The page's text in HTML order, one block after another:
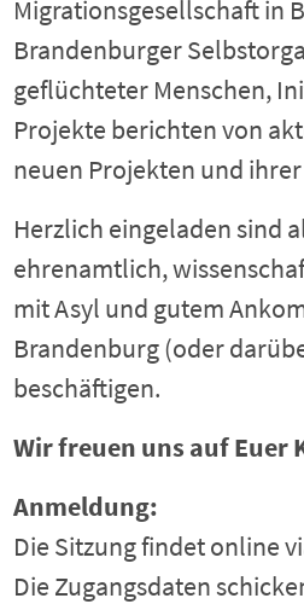
Migrationsgesellschaft in
Brandenburger
geflüchteter Menschen,
Projekte berichten von
neuen Projekten und
Herzlich eingeladen sind
ehrenamtlich,
mit Asyl und gutem
Brandenburg (oder
beschäftigen.
Wir freuen uns auf Euer
Anmeldung:
Die Sitzung findet online
Die Zugangsdaten